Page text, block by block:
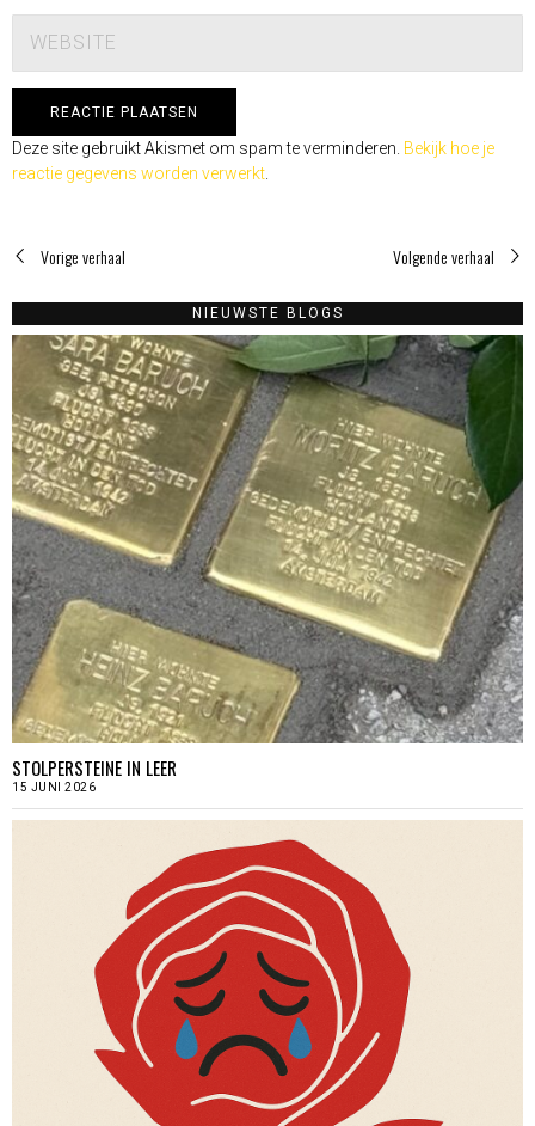
Deze site gebruikt Akismet om spam te verminderen. Bekijk hoe je
reactie gegevens worden verwerkt
Vorige verhaal Volgende verhaal
NIEUWSTE BLOGS
STOLPERSTEINE IN LEER
15 JUNI 2026